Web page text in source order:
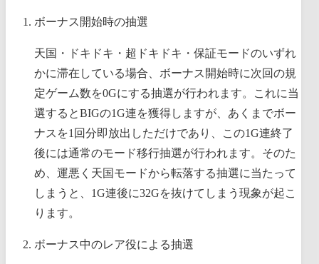
ボーナス開始時の抽選
天国・ドキドキ・超ドキドキ・保証モードのいずれ
かに滞在している場合、ボーナス開始時に次回の規
定ゲーム数を0Gにする抽選が行われます。これに当
選するとBIGの1G連を獲得しますが、あくまでボー
ナスを1回分即放出しただけであり、この1G連終了
後には通常のモード移行抽選が行われます。そのた
め、運悪く天国モードから転落する抽選に当たって
しまうと、1G連後に32Gを抜けてしまう現象が起こ
ります。
ボーナス中のレア役による抽選